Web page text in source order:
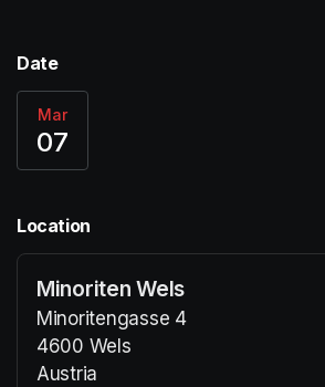
Date
Mar
07
Location
Minoriten Wels
Minoritengasse 4
4600 Wels
Austria